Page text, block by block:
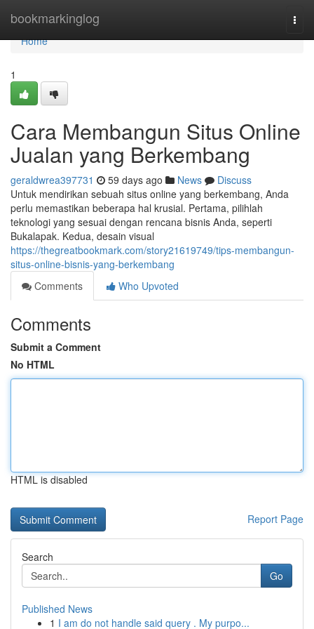
bookmarkinglog
Home
Home
1
Cara Membangun Situs Online
Jualan yang Berkembang
geraldwrea397731 59 days ago News
Discuss
Untuk mendirikan sebuah situs online yang berkembang, Anda
perlu memastikan beberapa hal krusial. Pertama, pilihlah
teknologi yang sesuai dengan rencana bisnis Anda, seperti
Bukalapak. Kedua, desain visual
https://thegreatbookmark.com/story21619749/tips-membangun-
situs-online-bisnis-yang-berkembang
Comments
Who Upvoted
Comments
Submit a Comment
No HTML
HTML is disabled
Report Page
Search
Go
Published News
1 I am do not handle said query . My purpo...